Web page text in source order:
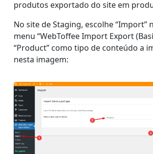
produtos exportado do site em
No site de Staging, escolhe “Import”
menu “WebToffee Import Export
“Product” como tipo de conteúdo a
nesta imagem: